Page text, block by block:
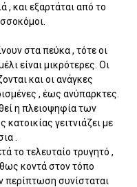
, και εξαρτάται από το
στα πεύκα , τότε οι
είναι μικρότερες. Οι
και οι ανάγκες
, έως ανύπαρκτες.
η πλειοψηφία των
γειτνιάζει με
.
το τελευταίο τρυγητό ,
κοντά στον τόπο
περίπτωση συνίσταται